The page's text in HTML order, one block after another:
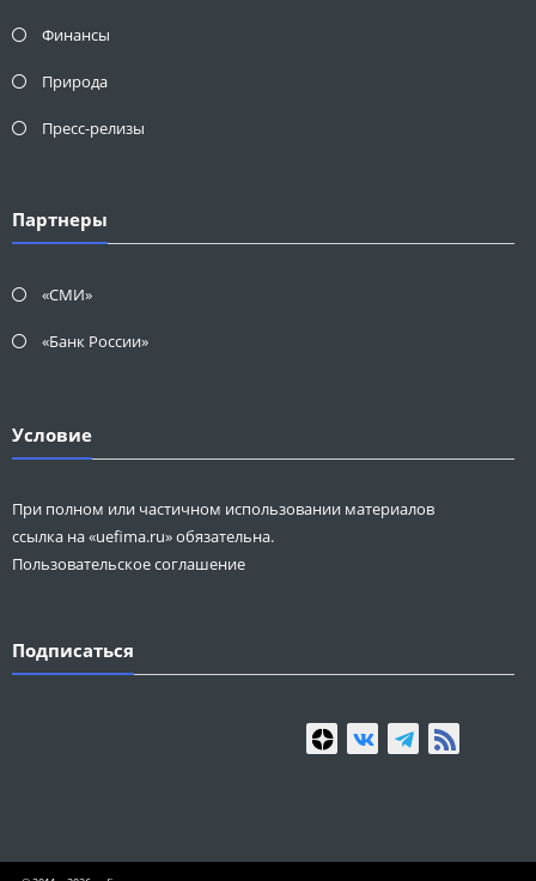
Финансы
Природа
Пресс-релизы
Партнеры
«СМИ»
«Банк России»
Условие
При полном или частичном использовании материалов
ссылка на «uefima.ru» обязательна.
Пользовательское соглашение
Подписаться